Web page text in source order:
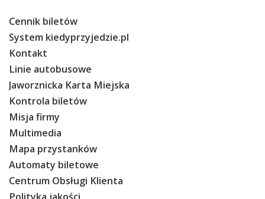
Cennik biletów
System kiedyprzyjedzie.pl
Kontakt
Linie autobusowe
Jaworznicka Karta Miejska
Kontrola biletów
Misja firmy
Multimedia
Mapa przystanków
Automaty biletowe
Centrum Obsługi Klienta